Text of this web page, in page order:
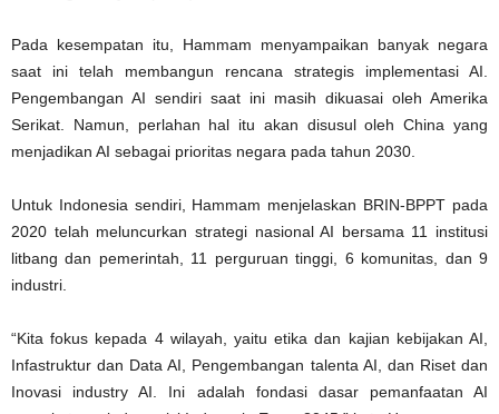
Pada kesempatan itu, Hammam menyampaikan banyak negara
saat ini telah membangun rencana strategis implementasi AI.
Pengembangan AI sendiri saat ini masih dikuasai oleh Amerika
Serikat. Namun, perlahan hal itu akan disusul oleh China yang
menjadikan AI sebagai prioritas negara pada tahun 2030.
Untuk Indonesia sendiri, Hammam menjelaskan BRIN-BPPT pada
2020 telah meluncurkan strategi nasional AI bersama 11 institusi
litbang dan pemerintah, 11 perguruan tinggi, 6 komunitas, dan 9
industri.
“Kita fokus kepada 4 wilayah, yaitu etika dan kajian kebijakan AI,
Infastruktur dan Data AI, Pengembangan talenta AI, dan Riset dan
Inovasi industry AI. Ini adalah fondasi dasar pemanfaatan AI